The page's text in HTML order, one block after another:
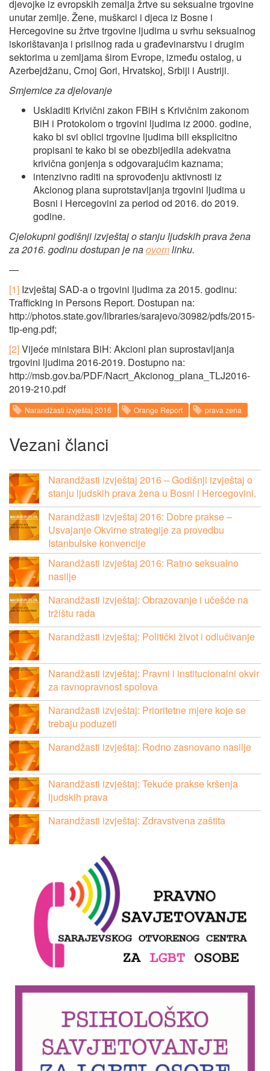
djevojke iz evropskih zemalja žrtve su seksualne trgovine
unutar zemlje. Žene, muškarci i djeca iz Bosne i
Hercegovine su žrtve trgovine ljudima u svrhu seksualnog
iskorištavanja i prisilnog rada u građevinarstvu i drugim
sektorima u zemljama širom Evrope, između ostalog, u
Azerbejdžanu, Crnoj Gori, Hrvatskoj, Srbiji i Austriji.
Smjernice za djelovanje
Uskladiti Krivični zakon FBiH s Krivičnim zakonom
BiH i Protokolom o trgovini ljudima iz 2000. godine,
kako bi svi oblici trgovine ljudima bili eksplicitno
propisani te kako bi se obezbijedila adekvatna
krivična gonjenja s odgovarajućim kaznama;
intenzivno raditi na sprovođenju aktivnosti iz
Akcionog plana suprotstavljanja trgovini ljudima u
Bosni i Hercegovini za period od 2016. do 2019.
godine.
Cjelokupni godišnji izvještaj o stanju ljudskih prava žena
za 2016. godinu dostupan je naovomlinku.
—
[1] Izvještaj SAD-a o trgovini ljudima za 2015. godinu:
Trafficking in Persons Report. Dostupan na:
http://photos.state.gov/libraries/sarajevo/30982/pdfs/2015-
tip-eng.pdf;
[2]Vijeće ministara BiH: Akcioni plan suprostavljanja
trgovini ljudima 2016-2019. Dostupno na:
http://msb.gov.ba/PDF/Nacrt_Akcionog_plana_TLJ2016-
2019-210.pdf
Narandžasti izvještaj 2016 Orange Report prava zena
Vezani članci
Narandžasti izvještaj 2016 – Godišnji izvještaj o
stanju ljudskih prava žena u Bosni i Hercegovini.
Narandžasti izvještaj 2016: Dobre prakse –
Usvajanje Okvirne strategije za provedbu
Istanbulske konvencije
Narandžasti izvještaj 2016: Ratno seksualno
nasilje
Narandžasti izvještaj: Obrazovanje i učešće na
tržištu rada
Narandžasti izvještaj: Politički život i odlučivanje
Narandžasti izvještaj: Pravni i institucionalni okvir
za ravnopravnost spolova
Narandžasti izvještaj: Prioritetne mjere koje se
trebaju poduzeti
Narandžasti izvještaj: Rodno zasnovano nasilje
Narandžasti izvještaj: Tekuće prakse kršenja
ljudskih prava
Narandžasti izvještaj: Zdravstvena zaštita